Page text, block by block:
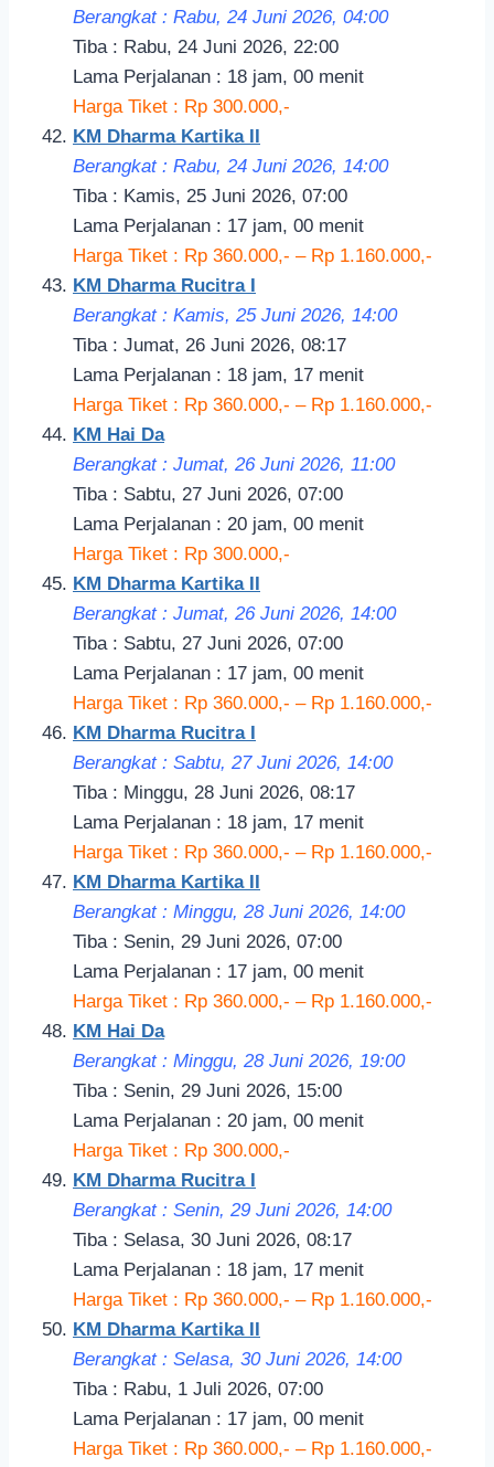
Berangkat : Rabu, 24 Juni 2026, 04:00
Tiba : Rabu, 24 Juni 2026, 22:00
Lama Perjalanan : 18 jam, 00 menit
Harga Tiket : Rp 300.000,-
KM Dharma Kartika II
Berangkat : Rabu, 24 Juni 2026, 14:00
Tiba : Kamis, 25 Juni 2026, 07:00
Lama Perjalanan : 17 jam, 00 menit
Harga Tiket : Rp 360.000,- – Rp 1.160.000,-
KM Dharma Rucitra I
Berangkat : Kamis, 25 Juni 2026, 14:00
Tiba : Jumat, 26 Juni 2026, 08:17
Lama Perjalanan : 18 jam, 17 menit
Harga Tiket : Rp 360.000,- – Rp 1.160.000,-
KM Hai Da
Berangkat : Jumat, 26 Juni 2026, 11:00
Tiba : Sabtu, 27 Juni 2026, 07:00
Lama Perjalanan : 20 jam, 00 menit
Harga Tiket : Rp 300.000,-
KM Dharma Kartika II
Berangkat : Jumat, 26 Juni 2026, 14:00
Tiba : Sabtu, 27 Juni 2026, 07:00
Lama Perjalanan : 17 jam, 00 menit
Harga Tiket : Rp 360.000,- – Rp 1.160.000,-
KM Dharma Rucitra I
Berangkat : Sabtu, 27 Juni 2026, 14:00
Tiba : Minggu, 28 Juni 2026, 08:17
Lama Perjalanan : 18 jam, 17 menit
Harga Tiket : Rp 360.000,- – Rp 1.160.000,-
KM Dharma Kartika II
Berangkat : Minggu, 28 Juni 2026, 14:00
Tiba : Senin, 29 Juni 2026, 07:00
Lama Perjalanan : 17 jam, 00 menit
Harga Tiket : Rp 360.000,- – Rp 1.160.000,-
KM Hai Da
Berangkat : Minggu, 28 Juni 2026, 19:00
Tiba : Senin, 29 Juni 2026, 15:00
Lama Perjalanan : 20 jam, 00 menit
Harga Tiket : Rp 300.000,-
KM Dharma Rucitra I
Berangkat : Senin, 29 Juni 2026, 14:00
Tiba : Selasa, 30 Juni 2026, 08:17
Lama Perjalanan : 18 jam, 17 menit
Harga Tiket : Rp 360.000,- – Rp 1.160.000,-
KM Dharma Kartika II
Berangkat : Selasa, 30 Juni 2026, 14:00
Tiba : Rabu, 1 Juli 2026, 07:00
Lama Perjalanan : 17 jam, 00 menit
Harga Tiket : Rp 360.000,- – Rp 1.160.000,-